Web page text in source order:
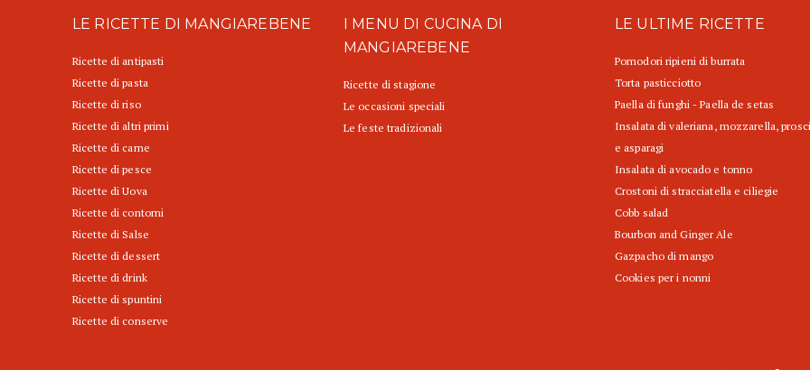
LE RICETTE DI MANGIAREBENE
Ricette di antipasti
Ricette di pasta
Ricette di riso
Ricette di altri primi
Ricette di carne
Ricette di pesce
Ricette di Uova
Ricette di contorni
Ricette di Salse
Ricette di dessert
Ricette di drink
Ricette di spuntini
Ricette di conserve
I MENU DI CUCINA DI
MANGIAREBENE
Ricette di stagione
Le occasioni speciali
Le feste tradizionali
LE ULTIME RICETTE
Pomodori ripieni di burrata
Torta pasticciotto
Paella di funghi - Paella de setas
Insalata di valeriana, mozzarella,
e asparagi
Insalata di avocado e tonno
Crostoni di stracciatella e ciliegie
Cobb salad
Bourbon and Ginger Ale
Gazpacho di mango
Cookies per i nonni